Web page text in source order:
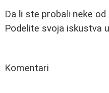
Da li ste probali neke
Podelite svoja iskustva
Komentari